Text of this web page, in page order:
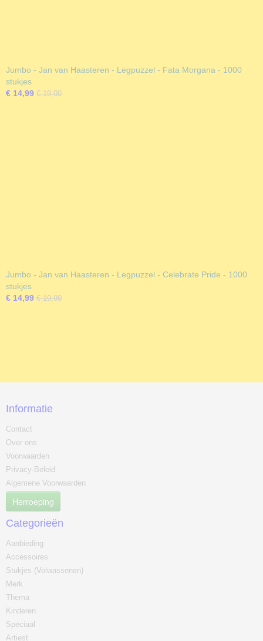
Jumbo - Jan van Haasteren - Legpuzzel - Fata Morgana - 1000
stukjes
€ 14,99 € 19,00
Jumbo - Jan van Haasteren - Legpuzzel - Celebrate Pride - 1000
stukjes
€ 14,99 € 19,00
Informatie
Contact
Over ons
Voorwaarden
Privacy-Beleid
Algemene Voorwaarden
Herroeping
Categorieën
Aanbieding
Accessoires
Stukjes (Volwassenen)
Merk
Thema
Kinderen
Speciaal
Artiest